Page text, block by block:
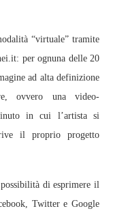
“virtuale” tramite
per ognuna delle 20
ad alta definizione
ovvero una video-
in cui l’artista si
il proprio progetto
di esprimere il
Twitter e Google